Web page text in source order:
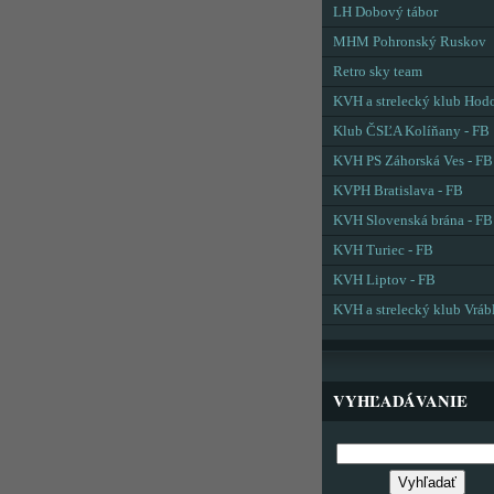
LH Dobový tábor
MHM Pohronský Ruskov
Retro sky team
KVH a strelecký klub
Klub ČSĽA Kolíňany - FB
KVH PS Záhorská Ves - FB
KVPH Bratislava - FB
KVH Slovenská brána - FB
KVH Turiec - FB
KVH Liptov - FB
KVH a strelecký klub
VYHĽADÁVANIE